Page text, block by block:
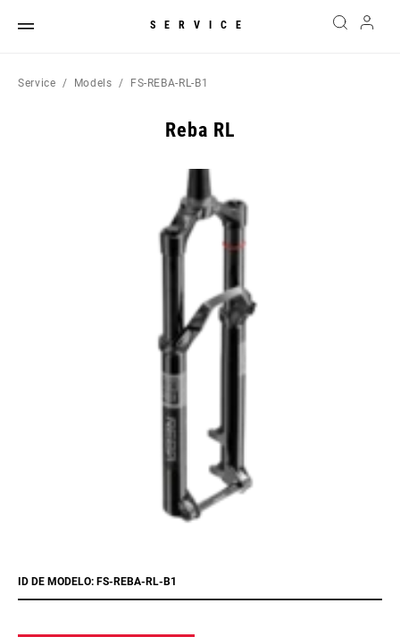
SERVICE
Service Models FS-REBA-RL-B1
Reba RL
ID DE MODELO: FS-REBA-RL-B1